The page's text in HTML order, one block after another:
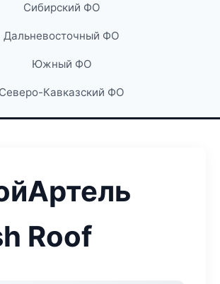
Сибирский ФО
Дальневосточный ФО
Южный ФО
Северо-Кавказский ФО
Roof